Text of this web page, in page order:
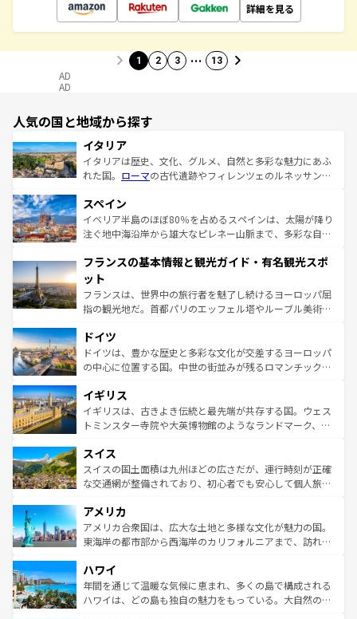
詳細を見る
1 2 3 … 13
AD
AD
人気の国と地域から探す
イタリア
イタリアは歴史、文化、グルメ、自然と多彩な魅力にあふ
れた国。 ローマの古代遺跡やフィレンツェのルネッサンス
ろん、トスカーナの美しい田園風景やアマルフィ海岸の絶
景など、自然景観も見逃せない。観光の合間には、本場の
ピザやパスタなど、絶品のイタリア料理を堪能することも
ませてくれるイタリアで、忘れられない旅をしてみよう！
なお、新着のイタリア情報は
しい。
スペイン
イベリア半島のほぼ80％を占めるスペインは、太陽が降り
注ぐ地中海沿岸から雄大なピレネー山脈まで、多彩な自然
文化が根付くこの国では、情熱的なフラメンコ、熱気あふ
れる闘牛、そして美味しいタパスが生活の一部となってい
る。首都マドリードの洗練された雰囲気や、バルセロナの
アートに溢れた街角から、地方では古代ローマ遺跡や中世
せる。地方によって風土や気候が異なるスペインはその個
性で訪れる人を魅了する。 なお、新着のスペイン情報は コ
ンテンツ一覧を参照してほしい。
フランスの基本情報と観光ガイド・有名観光スポ
ット
フランスは、世界中の旅行者を魅了し続けるヨーロッパ屈
指の観光地だ。首都パリのエッフェル塔やルーブル美術館
で、幅広い魅力が詰まっている。華麗な宮殿、歴史的な大
聖堂、美しいビーチ、そして豊かな自然が、訪れる者を心
から魅了する。また、フランスは美食の国としても知ら
いる。シャンパンの発祥地であるランス、プロヴァンスの
香り高いラベンダー畑など、多彩な楽しみ方が可能だ。さ
らに、パリ以外の地域にも魅力が溢れており、どの街角に
れる地方に足を運ぶとそれぞれで全く異なる文化を体験で
きるだろう。 なお、新着のフランス情報はコンテンツ一覧
を参照してほしい。
ドイツ
ドイツは、豊かな歴史と多彩な文化が交差するヨーロッパ
の中心に位置する国。中世の街並みが残るロマンチック街
顔を持つこの国は、どこを歩いても飽きることがない。ベ
ルリンの文化的活気、バイエルン州のアルプスの絶景、そ
してライン川沿いのワイン畑といった風景は必見。ビール
は、お酒好きな人にはぜひ体験してほしい。 なお、新着の
ドイツ情報はコンテンツ一覧を参照してほしい。
イギリス
イギリスは、古きよき伝統と最先端が共存する国。ウェス
トミンスター寺院や大英博物館のようなランドマーク、歴
リアごとに異なる魅力がある。また、優雅なアフタヌーン
ティー、ビール好きにはたまらない英国パブ、サッカー観
戦など、本場だからこそできる体験も豊富。イギリスを旅
ンツ一覧を参照してほしい。
スイス
スイスの国土面積は九州ほどの広さだが、運行時刻が正確
な交通網が整備されており、初心者でも安心して個人旅行
の建物がそのまま残る町や、スイスならではのユニークな
博物館もあり、アルプス観光だけでなく町歩きも満喫する
ことができる。国民の所得が高いため物価も高いが、旅行
ば市内交通費無料で観光を楽しむこともできる。 なお、新
着のスイス情報はコンテンツ一覧 を参照してほしい。
アメリカ
アメリカ合衆国は、広大な土地と多様な文化が魅力の国。
東海岸の都市部から西海岸のカリフォルニアまで、訪れる
のような巨大都市は、観光、ショッピング、エンターテイ
ンメントが詰まった刺激的なスポットだ。一方、アメリカ
西部には大自然が広がり、グランドキャニオンやイエロー
ハワイ
年間を通じて温暖な気候に恵まれ、多くの島で構成される
ハワイは、どの島も独自の魅力をもっている。大自然の神